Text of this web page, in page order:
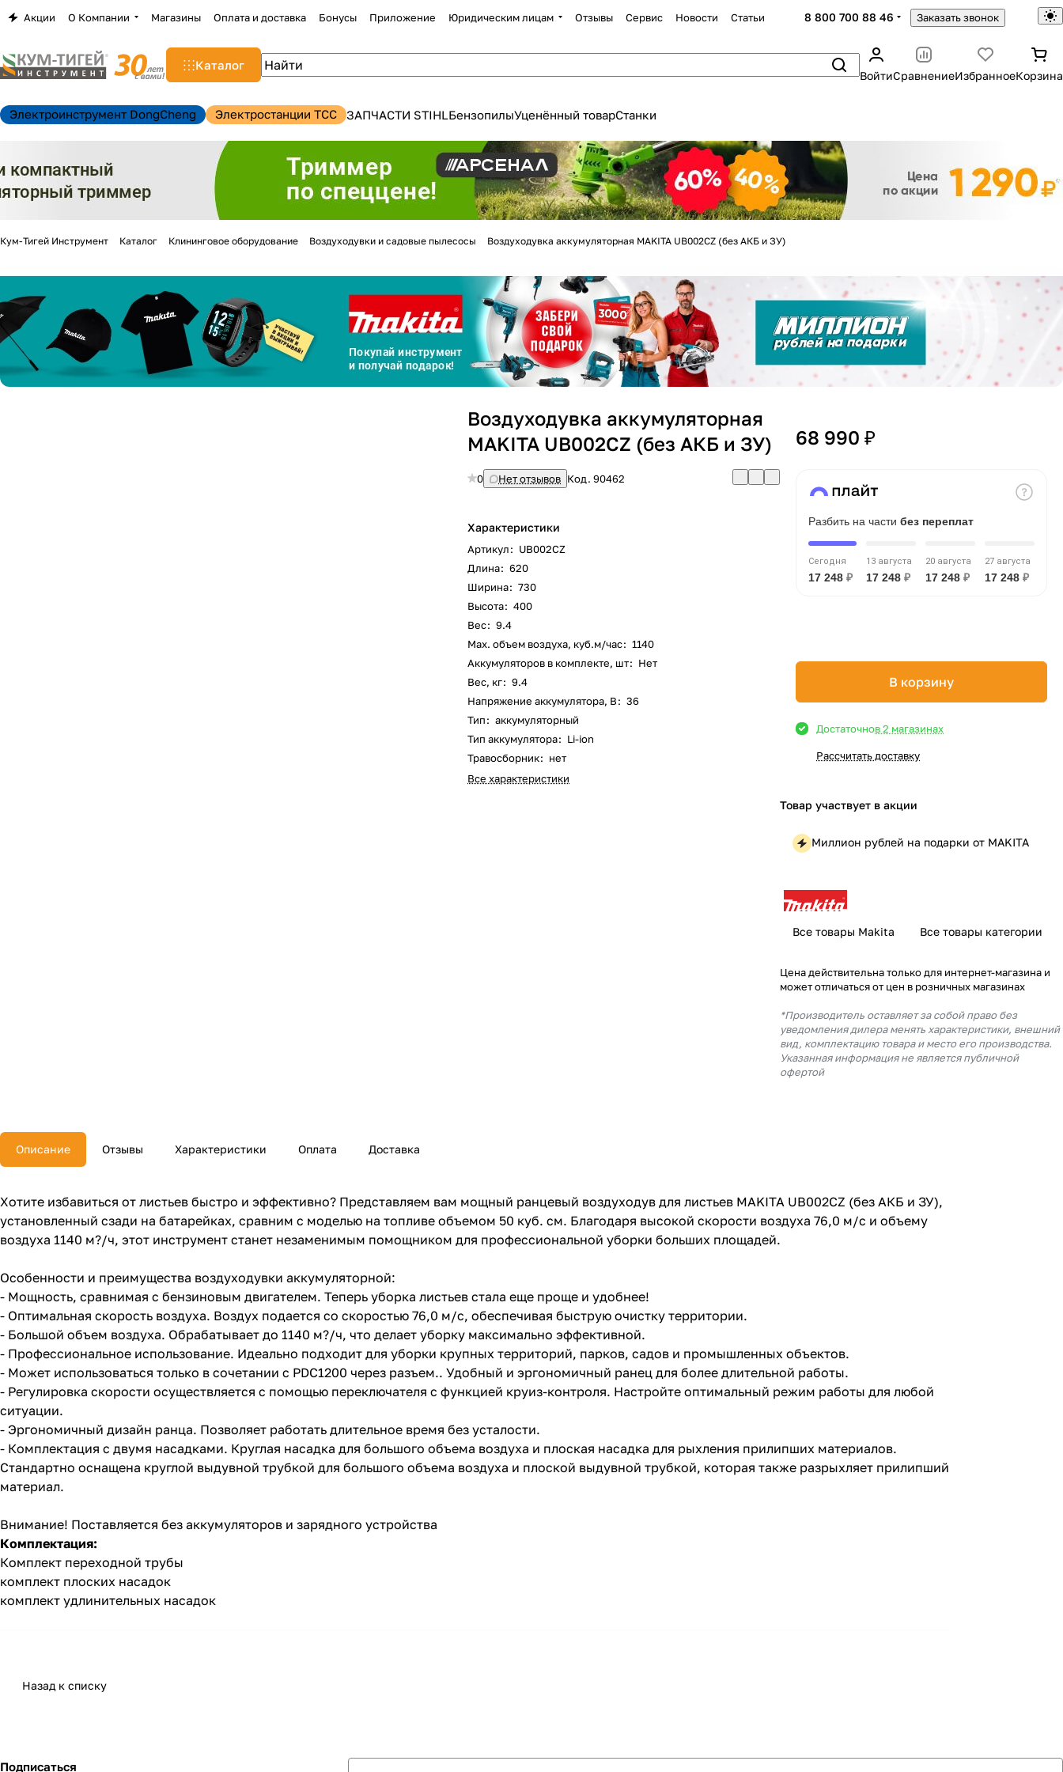
Акции О Компании Магазины Оплата и доставка Бонусы Приложение Юридическим лицам Отзывы Сервис Новости Статьи 8 800 700 88 46 Заказать звонок
Каталог
ВойтиСравнениеИзбранноеКорзина
Электроинструмент DongCheng Электростанции TCC ЗАПЧАСТИ STIHLБензопилыУценённый товарСтанки
Кум-Тигей Инструмент Каталог Клининговое оборудование Воздуходувки и садовые пылесосы Воздуходувка аккумуляторная MAKITA UB002CZ (без АКБ и ЗУ)
Воздуходувка аккумуляторная
MAKITA UB002CZ (без АКБ и ЗУ)
0 Нет отзывов Код.90462
Характеристики
Артикул: UB002CZ
Длина: 620
Ширина: 730
Высота: 400
Вес: 9.4
Max. объем воздуха, куб.м/час: 1140
Аккумуляторов в комплекте, шт: Нет
Вес, кг: 9.4
Напряжение аккумулятора, В: 36
Тип: аккумуляторный
Тип аккумулятора: Li-ion
Травосборник: нет
Все характеристики
68 990 ₽
Разбить на части без переплат
Сегодня
17 248 ₽
13 августа
17 248 ₽
20 августа
17 248 ₽
27 августа
17 248 ₽
В корзину
Достаточнов 2 магазинах
Рассчитать доставку
Товар участвует в акции
Миллион рублей на подарки от MAKITA
Все товары Makita Все товары категории
Цена действительна только для интернет-магазина и
может отличаться от цен в розничных магазинах
*Производитель оставляет за собой право без
уведомления дилера менять характеристики, внешний
вид, комплектацию товара и место его производства.
Указанная информация не является публичной
офертой
Описание Отзывы Характеристики Оплата Доставка
Хотите избавиться от листьев быстро и эффективно? Представляем вам мощный ранцевый воздуходув для листьев MAKITA UB002CZ (без АКБ и ЗУ),
установленный сзади на батарейках, сравним с моделью на топливе объемом 50 куб. см. Благодаря высокой скорости воздуха 76,0 м/с и объему
воздуха 1140 м?/ч, этот инструмент станет незаменимым помощником для профессиональной уборки больших площадей.
Особенности и преимущества воздуходувки аккумуляторной:
- Мощность, сравнимая с бензиновым двигателем. Теперь уборка листьев стала еще проще и удобнее!
- Оптимальная скорость воздуха. Воздух подается со скоростью 76,0 м/с, обеспечивая быструю очистку территории.
- Большой объем воздуха. Обрабатывает до 1140 м?/ч, что делает уборку максимально эффективной.
- Профессиональное использование. Идеально подходит для уборки крупных территорий, парков, садов и промышленных объектов.
- Может использоваться только в сочетании с PDC1200 через разъем.. Удобный и эргономичный ранец для более длительной работы.
- Регулировка скорости осуществляется с помощью переключателя с функцией круиз-контроля. Настройте оптимальный режим работы для любой
ситуации.
- Эргономичный дизайн ранца. Позволяет работать длительное время без усталости.
- Комплектация с двумя насадками. Круглая насадка для большого объема воздуха и плоская насадка для рыхления прилипших материалов.
Стандартно оснащена круглой выдувной трубкой для большого объема воздуха и плоской выдувной трубкой, которая также разрыхляет прилипший
материал.
Внимание! Поставляется без аккумуляторов и зарядного устройства
Комплектация:
Комплект переходной трубы
комплект плоских насадок
комплект удлинительных насадок
Назад к списку
Подписаться
Закрыть
Разбейтеоплату
на частибез переплат
График платежей
Добавляйте товарыв корзину
Оплачивайте сегодня только
% картой любого банка
Получайте товарвыбранный способом
% будут списываться
с вашей картыпо25 %каждые 2 недели